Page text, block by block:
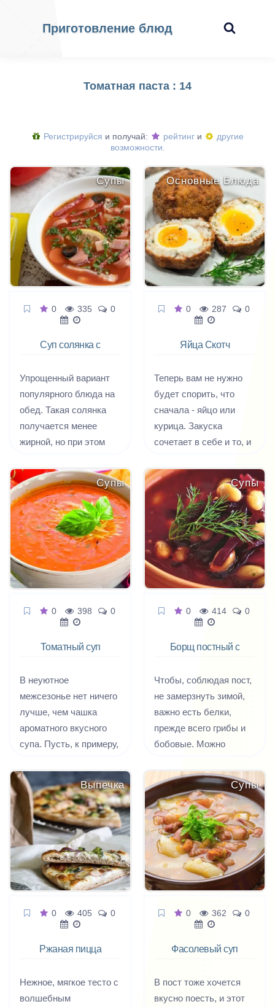
Приготовление блюд
Томатная паста : 14
Регистрируйся и получай: рейтинг и
другие
возможности.
Супы
0 335 0
Суп солянка с
Упрощенный вариант
популярного блюда на
обед. Такая солянка
получается менее
жирной, но при этом
Основные Блюда
0 287 0
Яйца Скотч
Теперь вам не нужно
будет спорить, что
сначала - яйцо или
курица. Закуска
сочетает в себе и то, и
курятина окутывает
питательное яйцо - это
все яйца по штландски.
Супы
0 398 0
Томатный суп
В неуютное
межсезонье нет ничего
лучше, чем чашка
ароматного вкусного
супа. Пусть, к примеру,
томатный суп.
Бархатистый и мягкий,
с легкой кислинкой,
оттененной сладостью
моркови и обжаренного
лука. С нотками
чеснока, орегано и
невероятным
свежим базиликом.
подсушенные до
кубики домашнего
хлеба.
Супы
0 414 0
Борщ постный с
грибами
Чтобы, соблюдая пост,
не замерзнуть зимой,
важно есть белки,
прежде всего грибы и
бобовые. Можно
борщ с грибами и
фасолью.
Выпечка
0 405 0
Ржаная пицца
Нежное, мягкое тесто с
волшебным
Супы
0 362 0
Фасолевый суп
В пост тоже хочется
вкусно поесть, и этот